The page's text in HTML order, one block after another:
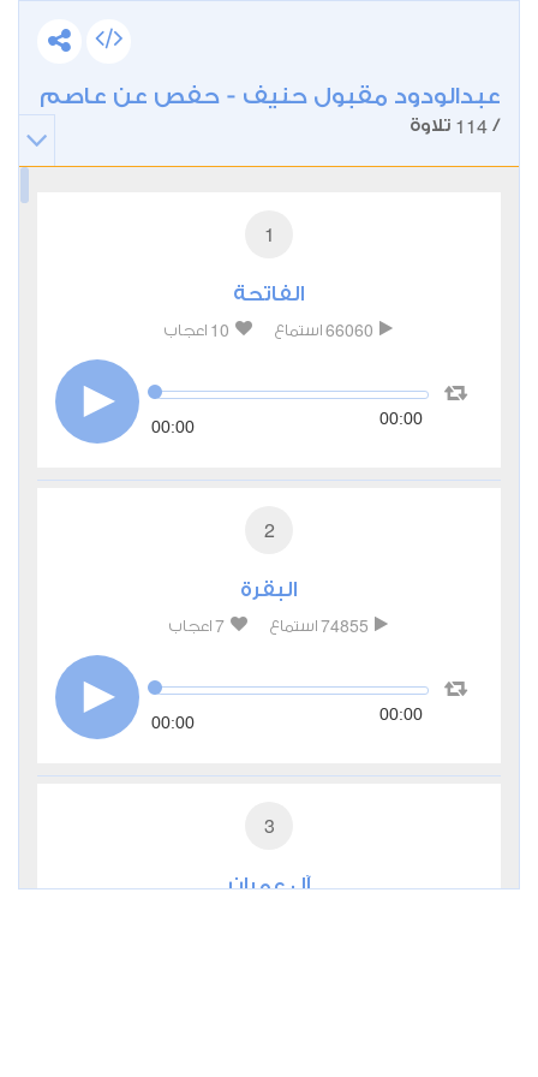
عبدالودود مقبول حنيف - حفص عن عاصم
/
114 تلاوة
1
الفاتحة
66060 استماع 10 اعجاب
00:00 00:00
2
البقرة
74855 استماع 7 اعجاب
00:00 00:00
3
آل عمران